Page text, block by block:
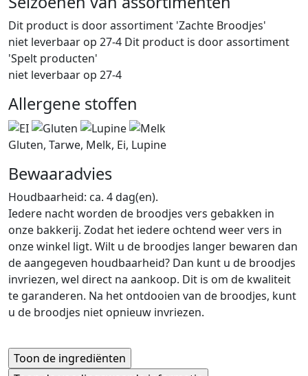
Dit product is door assortiment 'Zachte Broodjes'
niet leverbaar op 27-4 Dit product is door assortiment
'Spelt producten'
niet leverbaar op 27-4
Allergene stoffen
Gluten, Tarwe, Melk, Ei, Lupine
Bewaaradvies
Houdbaarheid: ca. 4 dag(en).
Iedere nacht worden de broodjes vers gebakken in
onze bakkerij. Zodat het iedere ochtend weer vers in
onze winkel ligt. Wilt u de broodjes langer bewaren dan
de aangegeven houdbaarheid? Dan kunt u de broodjes
invriezen, wel direct na aankoop. Dit is om de kwaliteit
te garanderen. Na het ontdooien van de broodjes, kunt
u de broodjes niet opnieuw invriezen.